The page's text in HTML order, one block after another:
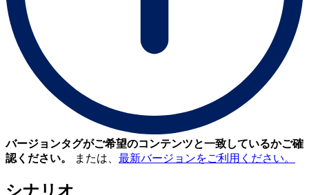
バージョンタグがご希望のコンテンツと一致しているかご確
認ください。
または、 最新バージョンをご利用ください。
シナリオ